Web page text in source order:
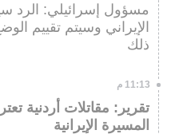
مسؤول إسرائيلي: الرد
الإيراني وسيتم تقييم
ذلك
11:13 م
تقرير: مقاتلات أردنية
المسيرة الإيرانية